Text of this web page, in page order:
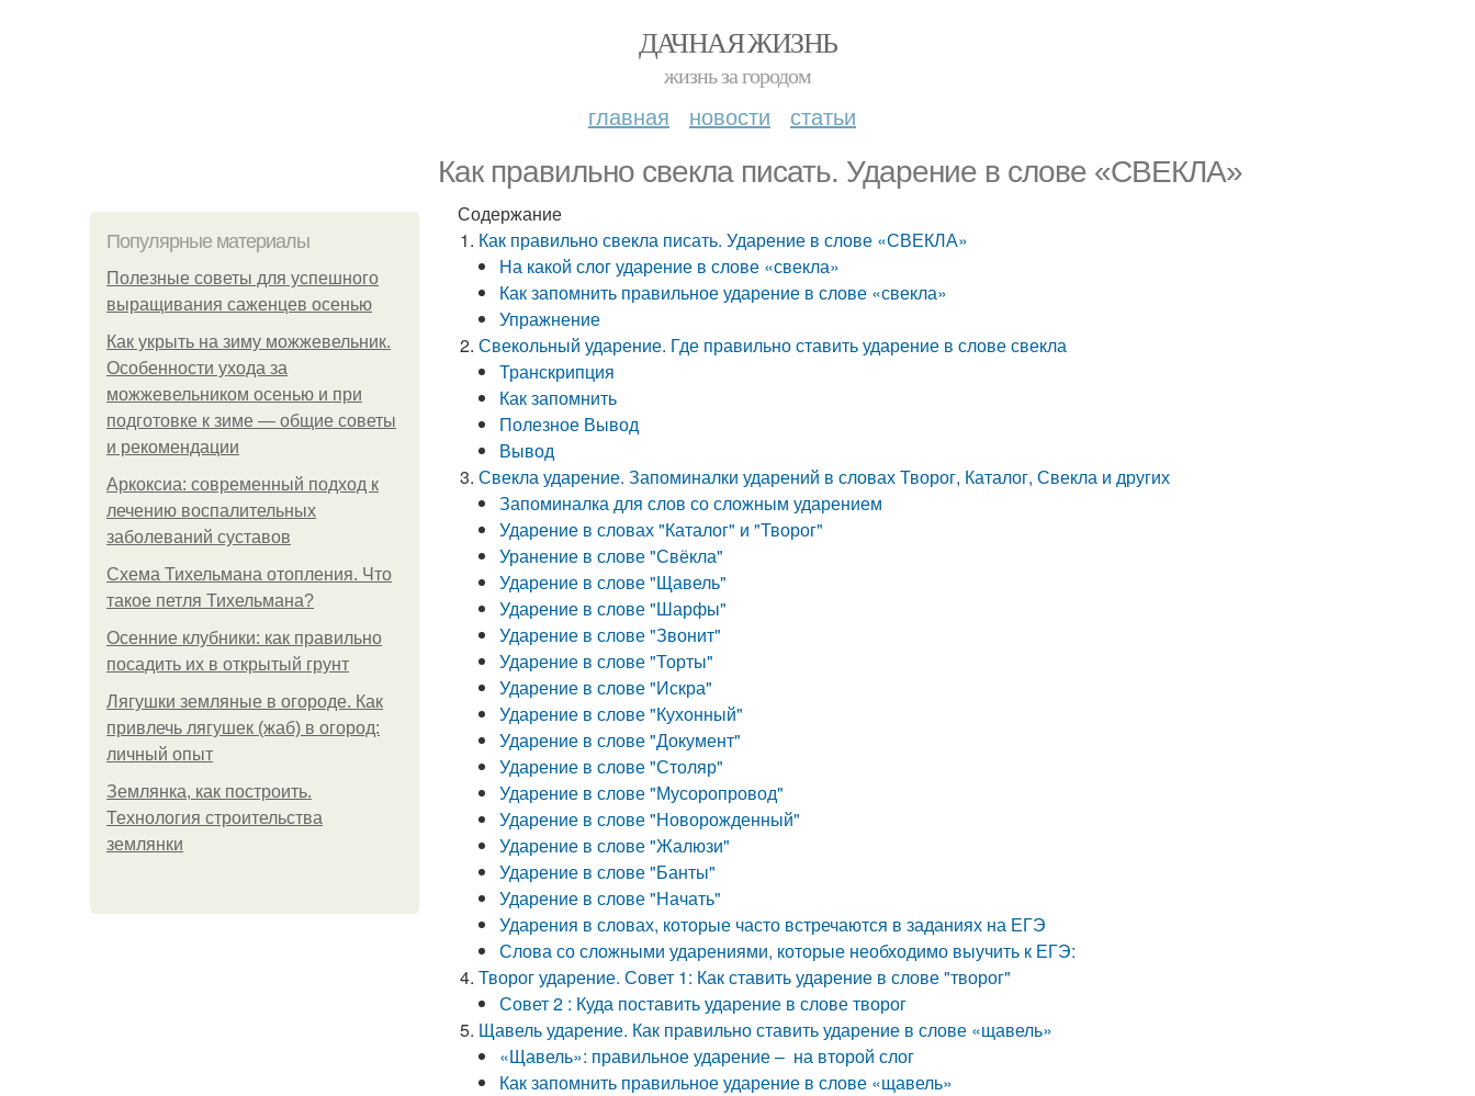
ДАЧНАЯ ЖИЗНЬ
жизнь за городом
главная новости статьи
Как правильно свекла писать. Ударение в слове «СВЕКЛА»
Популярные материалы
Полезные советы для успешного
выращивания саженцев осенью
Как укрыть на зиму можжевельник.
Особенности ухода за
можжевельником осенью и при
подготовке к зиме — общие советы
и рекомендации
Аркоксиа: современный подход к
лечению воспалительных
заболеваний суставов
Схема Тихельмана отопления. Что
такое петля Тихельмана?
Осенние клубники: как правильно
посадить их в открытый грунт
Лягушки земляные в огороде. Как
привлечь лягушек (жаб) в огород:
личный опыт
Землянка, как построить.
Технология строительства
землянки
Содержание
Как правильно свекла писать. Ударение в слове «СВЕКЛА»
На какой слог ударение в слове «свекла»
Как запомнить правильное ударение в слове «свекла»
Упражнение
Свекольный ударение. Где правильно ставить ударение в слове свекла
Транскрипция
Как запомнить
Полезное Вывод
Вывод
Свекла ударение. Запоминалки ударений в словах Творог, Каталог, Свекла и других
Запоминалка для слов со сложным ударением
Ударение в словах "Каталог" и "Творог"
Уранение в слове "Свёкла"
Ударение в слове "Щавель"
Ударение в слове "Шарфы"
Ударение в слове "Звонит"
Ударение в слове "Торты"
Ударение в слове "Искра"
Ударение в слове "Кухонный"
Ударение в слове "Документ"
Ударение в слове "Столяр"
Ударение в слове "Мусоропровод"
Ударение в слове "Новорожденный"
Ударение в слове "Жалюзи"
Ударение в слове "Банты"
Ударение в слове "Начать"
Ударения в словах, которые часто встречаются в заданиях на ЕГЭ
Слова со сложными ударениями, которые необходимо выучить к ЕГЭ:
Творог ударение. Совет 1: Как ставить ударение в слове "творог"
Совет 2 : Куда поставить ударение в слове творог
Щавель ударение. Как правильно ставить ударение в слове «щавель»
«Щавель»: правильное ударение – на второй слог
Как запомнить правильное ударение в слове «щавель»